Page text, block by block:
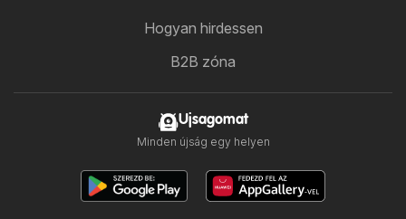
Hogyan hirdessen
B2B zóna
Ujsagomat
Minden újság egy helyen